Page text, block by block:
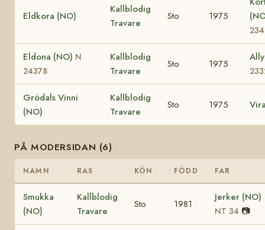
Eldkora (NO)
Kallblodig
Travare
Sto 1975
Eldona (NO) N
24378
Kallblodig
Travare
Sto 1975
Grödals Vinni
(NO)
Kallblodig
Travare
Sto 1975
PÅ MODERSIDAN (6)
NAMN RAS KÖN FÖDD FAR
Smukka
(NO)
Kallblodig
Travare
Sto 1981
Jerker (NO)
NT 34 📷